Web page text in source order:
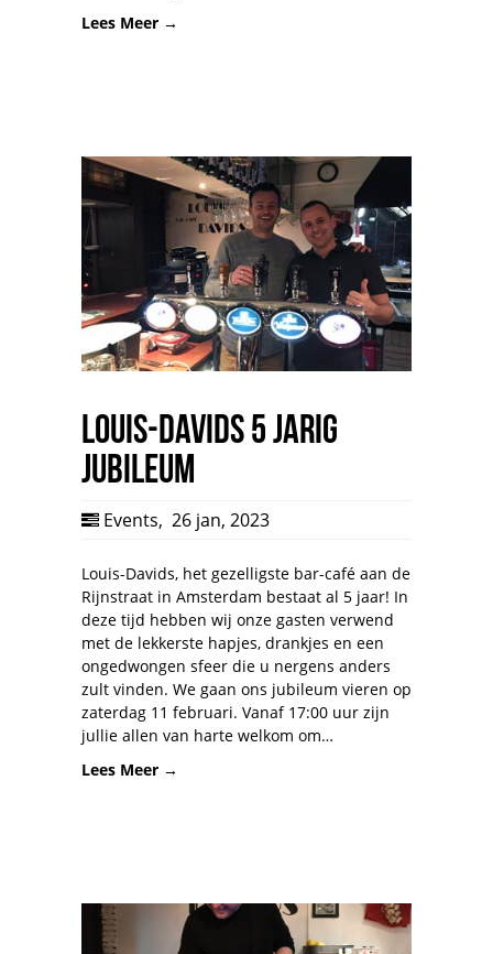
Lees Meer →
Louis-Davids 5 jarig
jubileum
Events, 26 jan, 2023
Louis-Davids, het gezelligste bar-café aan de
Rijnstraat in Amsterdam bestaat al 5 jaar! In
deze tijd hebben wij onze gasten verwend
met de lekkerste hapjes, drankjes en een
ongedwongen sfeer die u nergens anders
zult vinden. We gaan ons jubileum vieren op
zaterdag 11 februari. Vanaf 17:00 uur zijn
jullie allen van harte welkom om…
Lees Meer →